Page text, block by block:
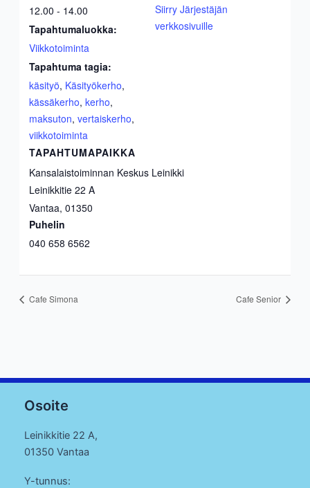
12.00 - 14.00
Tapahtumaluokka:
Viikkotoiminta
Tapahtuma tagia:
käsityö, Käsityökerho,
kässäkerho,kerho,
maksuton,vertaiskerho,
viikkotoiminta
TAPAHTUMAPAIKKA
Kansalaistoiminnan Keskus Leinikki
Leinikkitie 22 A
Vantaa, 01350
Puhelin
040 658 6562
Siirry Järjestäjän
verkkosivuille
Cafe Simona Cafe Senior
Osoite
Leinikkitie 22 A,
01350 Vantaa
Y-tunnus: